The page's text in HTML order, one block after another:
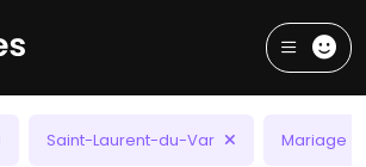
Saint-Laurent-du-Var Mariage